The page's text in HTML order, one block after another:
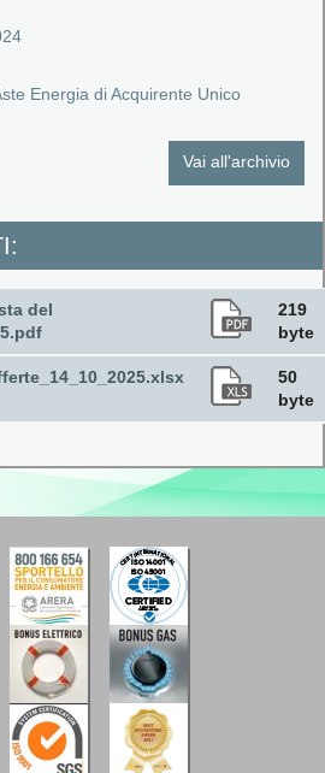
Energia di Acquirente Unico
Vai all'archivio
del
219
byte
50
byte